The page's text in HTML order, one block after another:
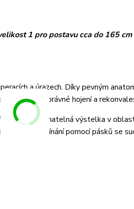
1 pro postavu cca do 165 cm
a úrazech. Díky pevným
pro správné hojení a
nošení. Odnímatelná výstelka v
zapínání pomocí pásků se